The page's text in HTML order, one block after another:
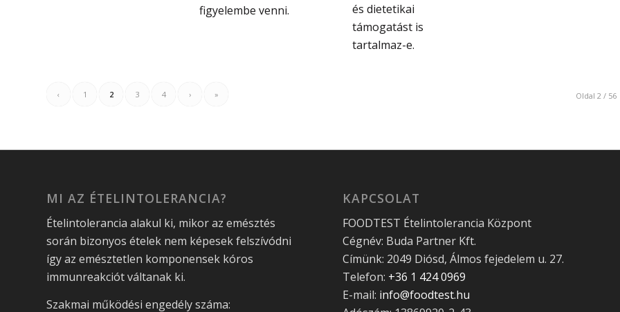
figyelembe venni.
és dietetikai
támogatást is
tartalmaz-e.
Oldal 2 / 56
‹ 1 2 3 4 › »
MI AZ ÉTELINTOLERANCIA?
Ételintolerancia alakul ki, mikor az emésztés
során bizonyos ételek nem képesek felszívódni
így az emésztetlen komponensek kóros
immunreakciót váltanak ki.
Szakmai működési engedély száma:
KAPCSOLAT
FOODTEST Ételintolerancia Központ
Cégnév: Buda Partner Kft.
Címünk: 2049 Diósd, Álmos fejedelem u. 27.
Telefon: +36 1 424 0969
E-mail: info@foodtest.hu